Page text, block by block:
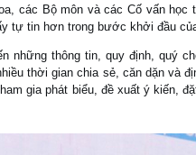
các Bộ môn và các Cố vấn
tự tin hơn trong bước khởi đầu
những thông tin, quy định, quý
thời gian chia sẻ, căn dặn và
gia phát biểu, đề xuất ý kiến,